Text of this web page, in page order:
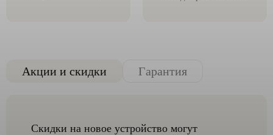
Акции и скидки Гарантия
Скидки на новое устройство могут